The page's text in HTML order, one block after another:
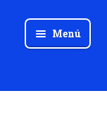
Menú